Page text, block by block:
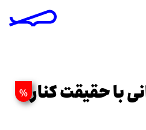
% با حقیقت کنار